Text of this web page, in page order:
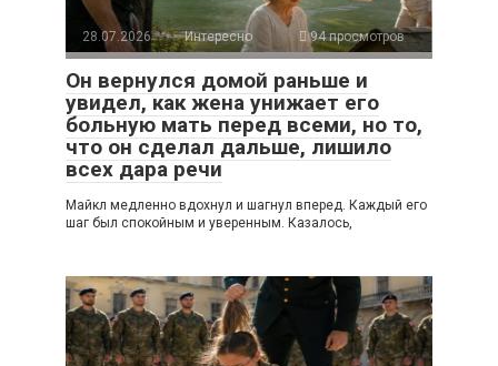
28.07.2026 Интересно 94 просмотров
Он вернулся домой раньше и
увидел, как жена унижает его
больную мать перед всеми, но то,
что он сделал дальше, лишило
всех дара речи
Майкл медленно вдохнул и шагнул вперед. Каждый его
шаг был спокойным и уверенным. Казалось,